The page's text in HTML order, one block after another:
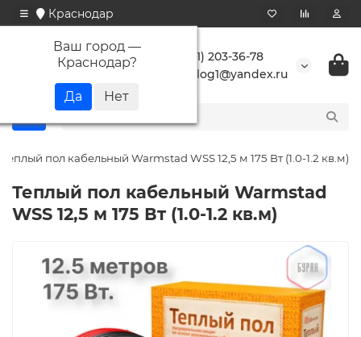
Краснодар
Ваш город —
Краснодар?
+7 (861) 203-36-78
buranlog1@yandex.ru
Теплый пол кабельный Warmstad WSS 12,5 м 175 Вт (1.0-1.2 кв.м)
Теплый пол кабельный Warmstad
WSS 12,5 м 175 Вт (1.0-1.2 кв.м)